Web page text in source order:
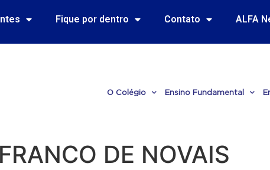
Fique por dentro Contato ALFA
O Colégio Ensino Fundamental
DE NOVAIS